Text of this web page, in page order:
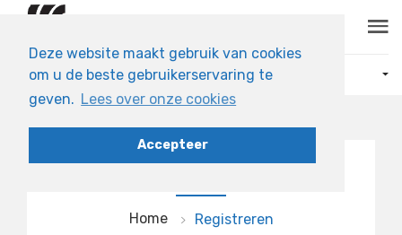
Deze website maakt gebruik van cookies
om u de beste gebruikerservaring te
geven. Lees over onze cookies
Accepteer
Skip to main content
ONZE PRODUCTEN
REGISTREREN
Home Registreren